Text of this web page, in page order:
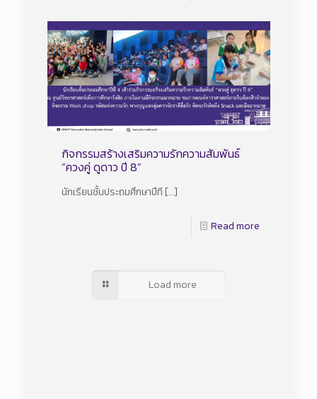
กิจกรรมสร้างเสริมความรักความสัมพันธ์
“ควงคู่ ดูดาว ปี 8”
นักเรียนชั้นประถมศึกษาปีที[…]
Read more
Load more